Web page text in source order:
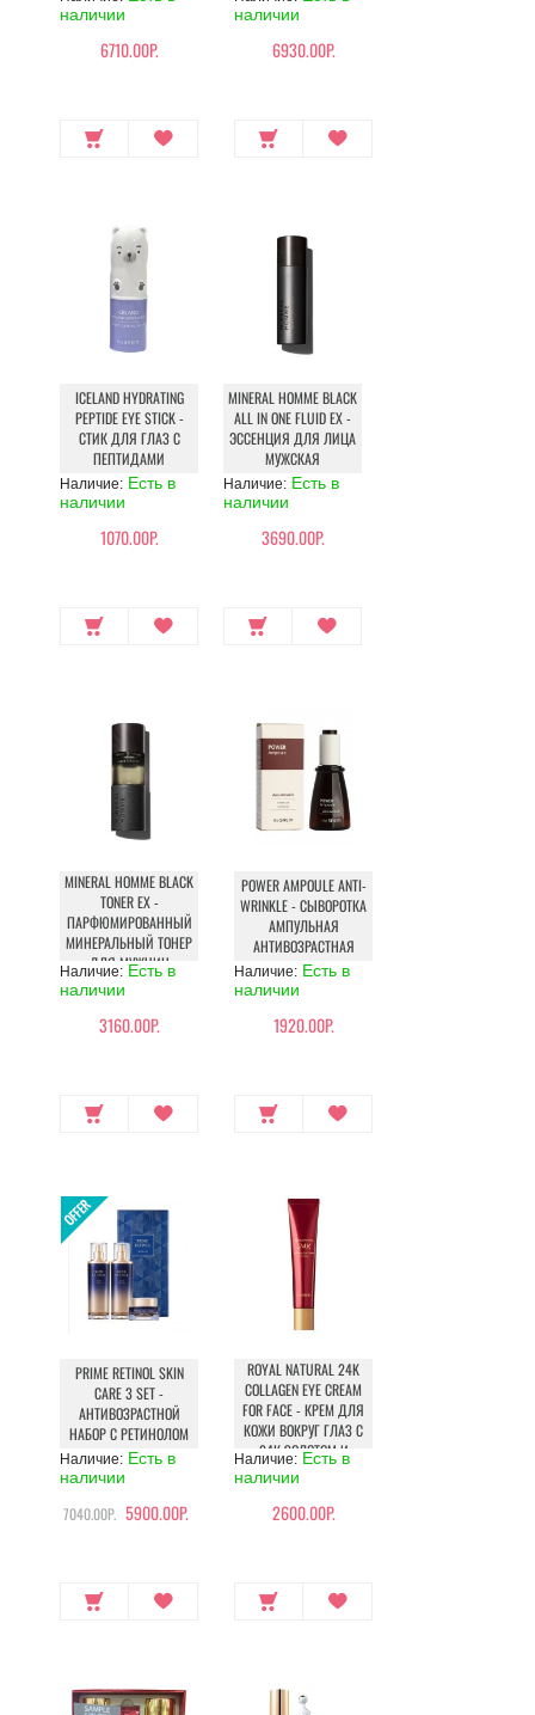
наличии
6710.00Р.
наличии
6930.00Р.
ICELAND HYDRATING
PEPTIDE EYE STICK -
СТИК ДЛЯ ГЛАЗ С
ПЕПТИДАМИ
Наличие: Есть в
наличии
1070.00Р.
MINERAL HOMME BLACK
ALL IN ONE FLUID EX -
ЭССЕНЦИЯ ДЛЯ ЛИЦА
МУЖСКАЯ
Наличие: Есть в
наличии
3690.00Р.
MINERAL HOMME BLACK
TONER EX -
ПАРФЮМИРОВАННЫЙ
МИНЕРАЛЬНЫЙ ТОНЕР
ДЛЯ МУЖЧИН
Наличие: Есть в
наличии
3160.00Р.
POWER AMPOULE ANTI-
WRINKLE - СЫВОРОТКА
АМПУЛЬНАЯ
АНТИВОЗРАСТНАЯ
Наличие: Есть в
наличии
1920.00Р.
PRIME RETINOL SKIN
CARE 3 SET -
АНТИВОЗРАСТНОЙ
НАБОР С РЕТИНОЛОМ
Наличие: Есть в
наличии
7040.00Р. 5900.00Р.
ROYAL NATURAL 24K
COLLAGEN EYE CREAM
FOR FACE - КРЕМ ДЛЯ
КОЖИ ВОКРУГ ГЛАЗ С
24К ЗОЛОТОМ И
КОЛЛАГЕНОМ
Наличие: Есть в
наличии
2600.00Р.